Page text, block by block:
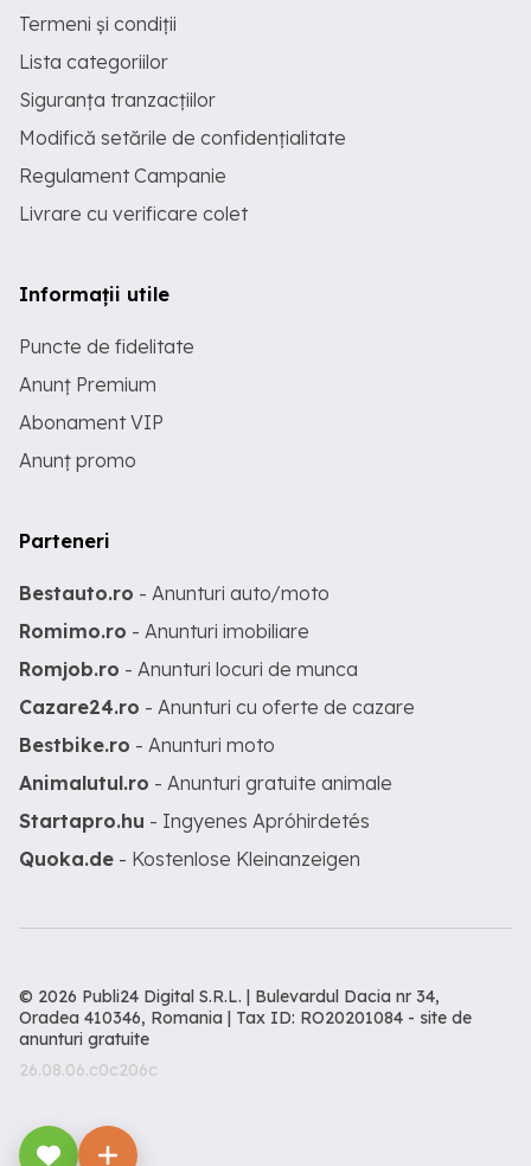
Termeni și condiții
Lista categoriilor
Siguranța tranzacțiilor
Modifică setările de confidențialitate
Regulament Campanie
Livrare cu verificare colet
Informații utile
Puncte de fidelitate
Anunț Premium
Abonament VIP
Anunț promo
Parteneri
Bestauto.ro - Anunturi auto/moto
Romimo.ro - Anunturi imobiliare
Romjob.ro - Anunturi locuri de munca
Cazare24.ro - Anunturi cu oferte de cazare
Bestbike.ro - Anunturi moto
Animalutul.ro - Anunturi gratuite animale
Startapro.hu - Ingyenes Apróhirdetés
Quoka.de - Kostenlose Kleinanzeigen
© 2026 Publi24 Digital S.R.L. | Bulevardul Dacia nr 34,
Oradea 410346, Romania | Tax ID: RO20201084 - site de
anunturi gratuite
26.08.06.c0c206c